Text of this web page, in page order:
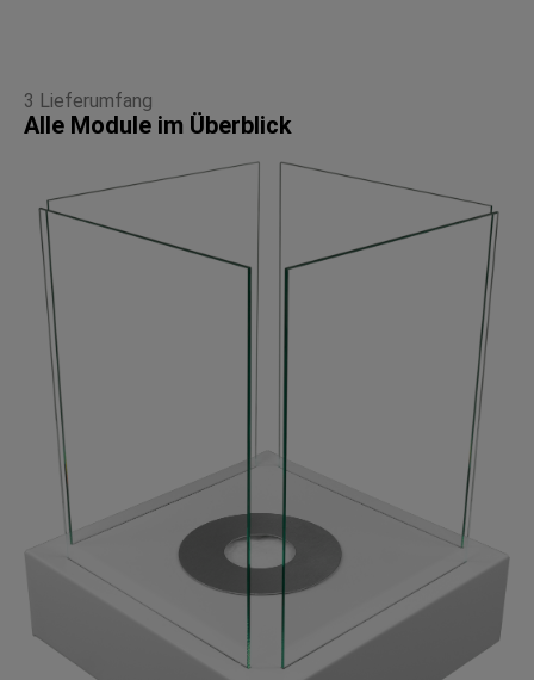
3 Lieferumfang
Alle Module im Überblick